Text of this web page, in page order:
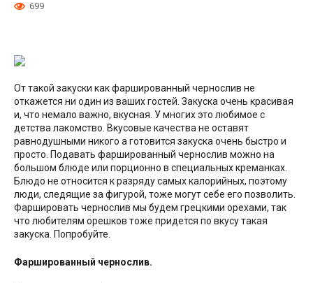
699
От такой закуски как фаршированный чернослив не
откажется ни один из ваших гостей. Закуска очень красивая
и, что немало важно, вкусная. У многих это любимое с
детства лакомство. Вкусовые качества не оставят
равнодушными никого а готовится закуска очень быстро и
просто. Подавать фаршированный чернослив можно на
большом блюде или порционно в специальных креманках.
Блюдо не относится к разряду самых калорийных, поэтому
люди, следящие за фигурой, тоже могут себе его позволить.
Фаршировать чернослив мы будем грецкими орехами, так
что любителям орешков тоже придется по вкусу такая
закуска. Попробуйте.
Фаршированный чернослив.